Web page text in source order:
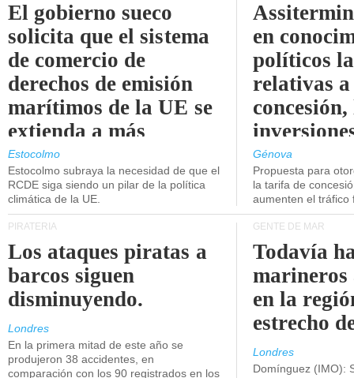
El gobierno sueco
solicita que el sistema
de comercio de
derechos de emisión
marítimos de la UE se
extienda a más
buques.
Estocolmo
Estocolmo subraya la necesidad de que el
RCDE siga siendo un pilar de la política
climática de la UE.
en
políticos
relativas a
concesión,
Génova
Propuesta para
la tarifa de
aumenten el tráfico
PIRATERÍA
Los ataques piratas a
barcos siguen
disminuyendo.
Londres
En la primera mitad de este año se
produjeron 38 accidentes, en
comparación con los 90 registrados en los
GENTE DE MAR
Todavía
marineros
en la
estrecho
Londres
Domínguez (IMO):